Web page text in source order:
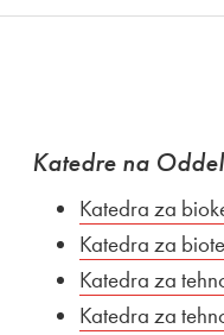
Katedre na
Katedra za
Katedra za
Katedra za
Katedra za